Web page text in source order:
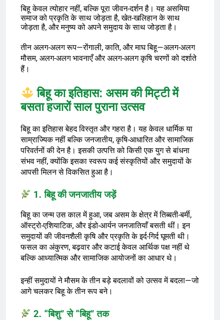
बिहू केवल त्योहार नहीं, बल्कि पूरा जीवन-दर्शन है। यह असमिया
समाज को प्रकृति के साथ जोड़ता है, खेत-खलिहान के साथ
जोड़ता है, और मनुष्य को अपने समुदाय के साथ जोड़ता है।
तीन अलग-अलग रूप—रोंगाली, काति, और माघ बिहू—अलग-अलग
मौसम, अलग-अलग भावनाएँ और अलग-अलग कृषि चरणों को दर्शाते
हैं।
बिहू का इतिहास: असम की मिट्टी में
बसता हजारों साल पुराना उत्सव
बिहू का इतिहास बेहद विस्तृत और गहरा है। यह केवल धार्मिक या
साम्राज्यिक नहीं बल्कि जनजातीय, कृषि-आधारित और सामाजिक
परिवर्तनों की देन है। इसकी उत्पत्ति को किसी एक युग से बांधना
संभव नहीं, क्योंकि इसका स्वरूप कई संस्कृतियों और समुदायों के
आपसी मिलन से विकसित हुआ है।
1. बिहू की जनजातीय जड़ें
बिहू का जन्म उस काल में हुआ, जब असम के क्षेत्र में तिब्बती-बर्मी,
ऑस्ट्रो-एशियाटिक, और इंडो-आर्यन जनजातियाँ बसती थीं। इन
समुदायों की जीवनशैली कृषि और प्रकृति के इर्द-गिर्द घूमती थी।
फसल का अंकुरण, बढ़वार और कटाई केवल आर्थिक पक्ष नहीं थे
बल्कि आध्यात्मिक और सामाजिक आयोजनों का आधार थे।
इन्हीं समुदायों ने मौसम के तीन बड़े बदलावों को उत्सव में बदला—जो
आगे चलकर बिहू के तीन रूप बने।
2. “बिशु” से “बिहू” तक